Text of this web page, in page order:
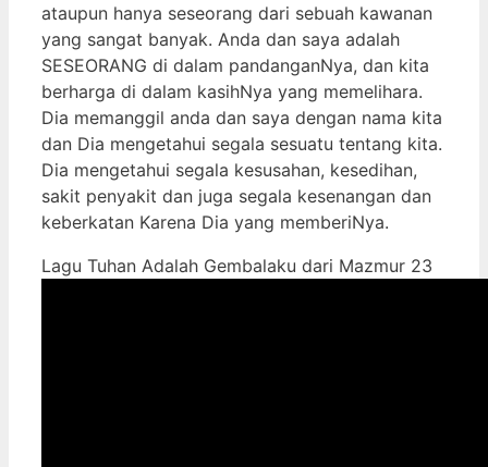
ataupun hanya seseorang dari sebuah kawanan
yang sangat banyak. Anda dan saya adalah
SESEORANG di dalam pandanganNya, dan kita
berharga di dalam kasihNya yang memelihara.
Dia memanggil anda dan saya dengan nama kita
dan Dia mengetahui segala sesuatu tentang kita.
Dia mengetahui segala kesusahan, kesedihan,
sakit penyakit dan juga segala kesenangan dan
keberkatan Karena Dia yang memberiNya.
Lagu Tuhan Adalah Gembalaku dari Mazmur 23